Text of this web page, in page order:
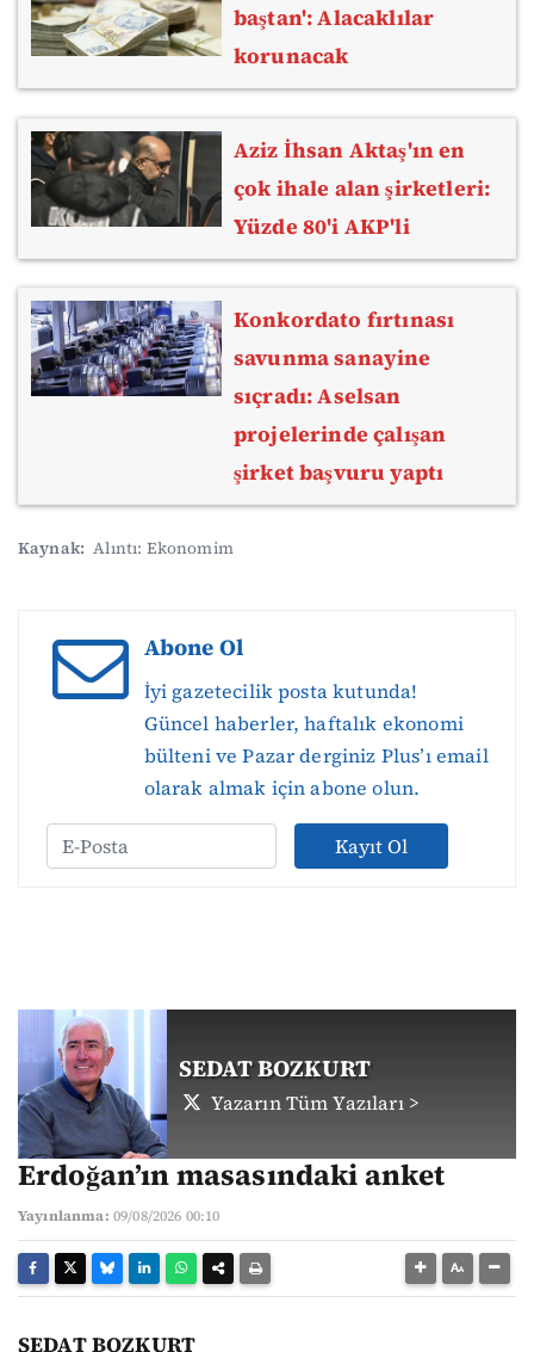
baştan': Alacaklılar
korunacak
Aziz İhsan Aktaş'ın en
çok ihale alan şirketleri:
Yüzde 80'i AKP'li
Konkordato fırtınası
savunma sanayine
sıçradı: Aselsan
projelerinde çalışan
şirket başvuru yaptı
Kaynak: Alıntı: Ekonomim
Abone Ol
İyi gazetecilik posta kutunda!
Güncel haberler, haftalık ekonomi
bülteni ve Pazar derginiz Plus’ı email
olarak almak için abone olun.
Kayıt Ol
SEDAT BOZKURT
Yazarın Tüm Yazıları >
Erdoğan’ın masasındaki anket
Yayınlanma: 09/08/2026 00:10
SEDAT BOZKURT